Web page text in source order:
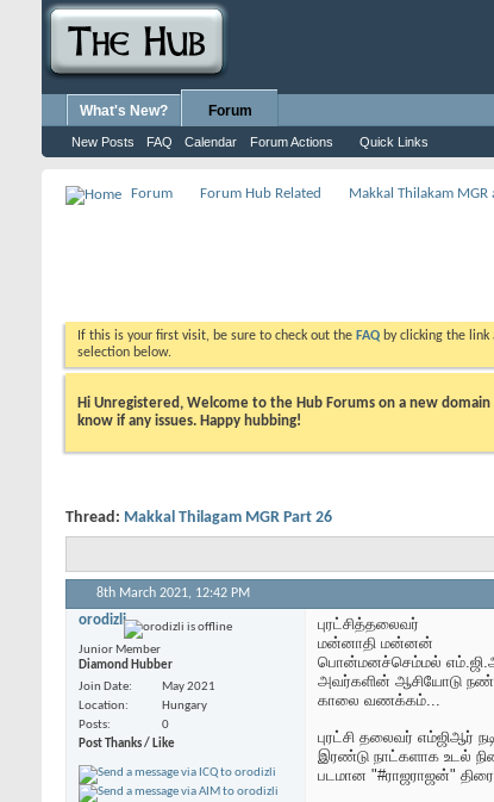
What's New? Forum
New Posts FAQ Calendar Forum Actions Quick Links
Forum Forum Hub Related Makkal Thilakam MGR
If this is your first visit, be sure to check out the FAQ by clicking the link
selection below.
Hi Unregistered, Welcome to the Hub Forums on a new
know if any issues. Happy hubbing!
Thread: Makkal Thilagam MGR Part 26
8th March 2021, 12:42 PM
orodizli
Junior Member
Diamond Hubber
Join Date
May 2021
Location
Hungary
Posts
0
Post Thanks / Like
புரட்சித்தலைவர்
மன்னாதி மன்னன்
பொன்மனச்செம்மல்
அவர்களின் ஆசியோடு
காலை வணக்கம்...
புரட்சி தலைவர் எம்ஜிஆர்
இரண்டு நாட்களாக உடல்
படமான "#ராஜராஜன்"